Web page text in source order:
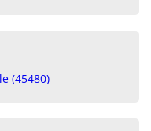
(45480)